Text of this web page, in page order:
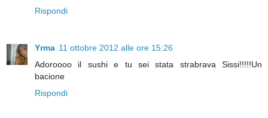
Rispondi
Yrma 11 ottobre 2012 alle ore 15:26
Adoroooo il sushi e tu sei stata strabrava Sissi!!!!!Un
bacione
Rispondi